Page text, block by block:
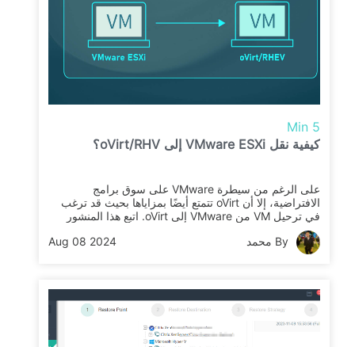
5 Min
كيفية نقل VMware ESXi إلى oVirt/RHV؟
على الرغم من سيطرة VMware على سوق برامج
الافتراضية، إلا أن oVirt تتمتع أيضًا بمزاياها بحيث قد ترغب
في ترحيل VM من VMware إلى oVirt. اتبع هذا المنشور
لأداء هجرة VM سلسة.
By محمد
Aug 08 2024